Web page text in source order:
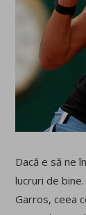
Dacă e să ne
lucruri de
Garros, ceea